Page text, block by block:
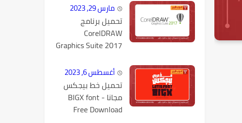
مارس 29, 2023
تحميل برنامج
CorelDRAW
Graphics Suite 2017
مع التفعيل
أغسطس 6, 2023
تحميل خط بيجكس
مجانا - BIGX font
Free Download